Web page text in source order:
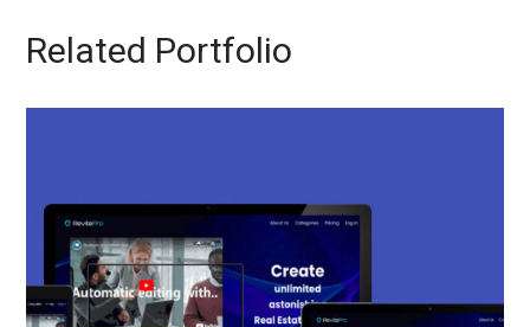
Related Portfolio